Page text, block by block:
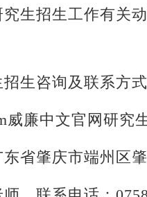
究生招生工作有关
生咨询及联系方式
威廉中文官网研究
省肇庆市端州区